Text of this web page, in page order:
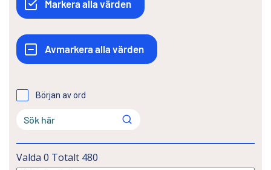
Början av ord
Valda 0 Totalt 480